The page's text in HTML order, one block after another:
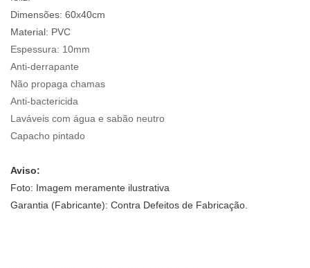
Dimensões: 60x40cm
Material: PVC
Espessura: 10mm
Anti-derrapante
Não propaga chamas
Anti-bactericida
Laváveis com água e sabão neutro
Capacho pintado
Aviso:
Foto: Imagem meramente ilustrativa
Garantia (Fabricante): Contra Defeitos de Fabricação.